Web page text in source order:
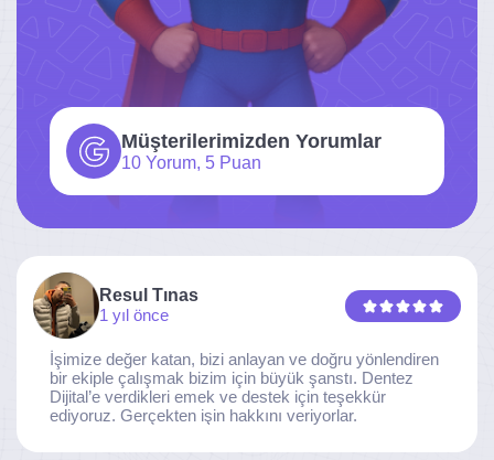
Müşterilerimizden Yorumlar
10 Yorum, 5 Puan
Resul Tınas
1 yıl önce
İşimize değer katan, bizi anlayan ve doğru yönlendiren
bir ekiple çalışmak bizim için büyük şanstı. Dentez
Dijital’e verdikleri emek ve destek için teşekkür
ediyoruz. Gerçekten işin hakkını veriyorlar.